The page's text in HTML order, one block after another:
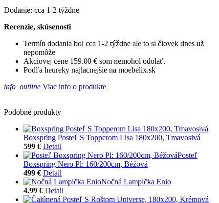
Dodanie: cca 1-2 týždne
Recenzie, skúsenosti
Termín dodania bol cca 1-2 týždne ale to si človek dnes už
nepomôže
Akciovej cene 159.00 € som nemohol odolať.
Podľa heureky najlacnejšie na moebelix.sk
info_outline Viac info o produkte
Podobné produkty
Boxspring Posteľ S Topperom Lisa 180x200, Tmavosivá
599 € Detail
Posteľ
Boxspring Nero Pl: 160/200cm, Béžová
499 € Detail
Nočná Lampička Enio
4.99 € Detail